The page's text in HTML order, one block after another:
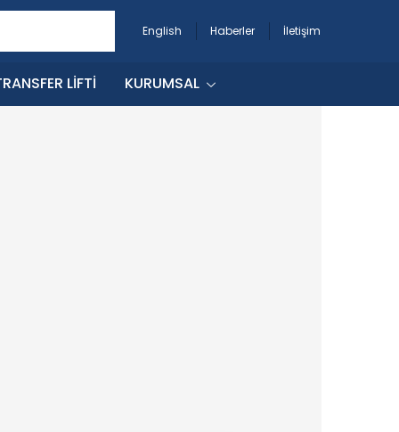
English Haberler İletişim
LIFTI KURUMSAL